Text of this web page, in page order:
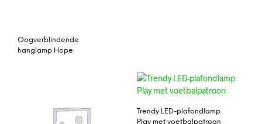
Oogverblindende
hanglamp Hope
Trendy LED-plafondlamp
Play met voetbalpatroon